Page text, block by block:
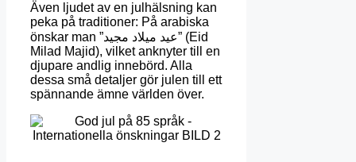
Även ljudet av en julhälsning kan
peka på traditioner: På arabiska
önskar man ”عيد ميلاد مجيد” (Eid
Milad Majid), vilket anknyter till en
djupare andlig innebörd. Alla
dessa små detaljer gör julen till ett
spännande ämne världen över.